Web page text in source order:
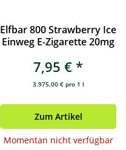
Elfbar 800 Strawberry Ice
Einweg E-Zigarette 20mg
7,95 € *
3.975,00 € pro 1 l
Zum Artikel
Momentan nicht verfügbar